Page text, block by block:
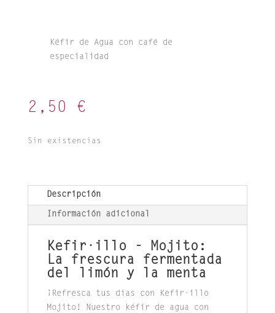
Kéfir de Agua con café de
especialidad
2,50 €
Sin existencias
Descripción
Información adicional
Kefir·illo - Mojito:
La frescura fermentada
del limón y la menta
¡Refresca tus días con Kefir·illo
Mojito! Nuestro kéfir de agua con